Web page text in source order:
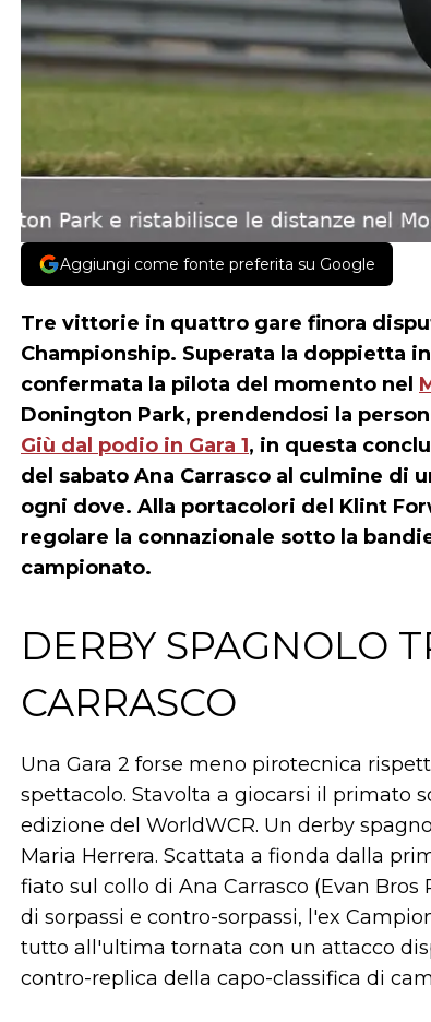
Aggiungi come fonte preferita su Google
Tre vittorie in quattro gare finora
Championship. Superata la doppietta
confermata la pilota del momento nel
Donington Park, prendendosi la
Giù dal podio in Gara 1, in questa
del sabato Ana Carrasco al culmine di
ogni dove. Alla portacolori del Klint
regolare la connazionale sotto la
campionato.
DERBY SPAGNOLO
CARRASCO
Una Gara 2 forse meno pirotecnica
spettacolo. Stavolta a giocarsi il primato
edizione del WorldWCR. Un derby
Maria Herrera. Scattata a fionda dalla
fiato sul collo di Ana Carrasco (Evan
di sorpassi e contro-sorpassi, l'ex
tutto all'ultima tornata con un attacco
contro-replica della capo-classifica di